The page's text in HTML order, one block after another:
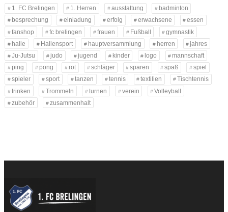
1. FC Brelingen 1. Herren ausstattung
badminton
besprechung
einladung erfolg erwachsene
essen
fanshop
fc brelingen frauen Fußball
gymnastik
halle
Hallensport hauptversammlung herren
jahres
Ju-Jutsu
judo jugend kinder logo
mannschaft
ping
pong rot schläger sparen spaß
spiel
spieler
sport tanzen tennis textilien
Tischtennis
trinken
Trommeln turnen verein
Volleyball
zubehör
zusammenhalt